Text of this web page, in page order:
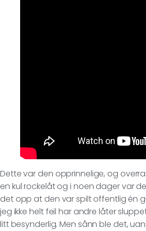
Dette var den opprinnelige, og
en kul rockelåt og i noen dager var
det opp at den var spilt offentlig én
jeg ikke helt feil har andre låter
litt besynderlig. Men sånn ble det,